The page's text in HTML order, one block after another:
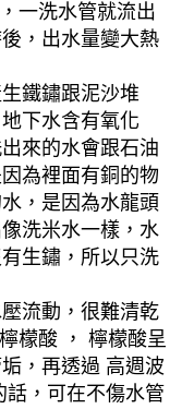
一洗水管就流出
，出水量變大熱
鐵鏽跟泥沙堆
下水含有氧化
來的水會跟石油
為裡面有銅的物
，是因為水龍頭
洗米水一樣，水
生鏽，所以只洗
流動，很難清乾
檬酸 ， 檸檬酸呈
，再透過 高週波
，可在不傷水管